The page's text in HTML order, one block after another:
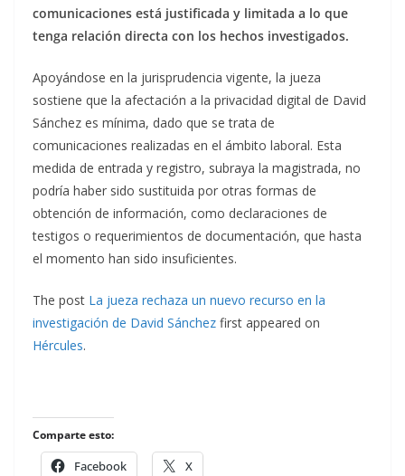
comunicaciones está justificada y limitada a lo que
tenga relación directa con los hechos investigados.
Apoyándose en la jurisprudencia vigente, la jueza
sostiene que la afectación a la privacidad digital de David
Sánchez es mínima, dado que se trata de
comunicaciones realizadas en el ámbito laboral. Esta
medida de entrada y registro, subraya la magistrada, no
podría haber sido sustituida por otras formas de
obtención de información, como declaraciones de
testigos o requerimientos de documentación, que hasta
el momento han sido insuficientes.
The post La jueza rechaza un nuevo recurso en la
investigación de David Sánchez first appeared on
Hércules.
Comparte esto:
Facebook X